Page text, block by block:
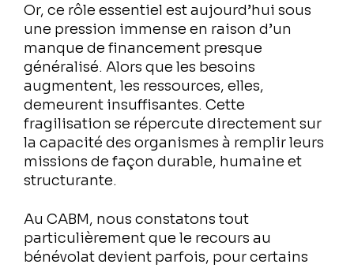
Or, ce rôle essentiel est aujourd’hui sous
une pression immense en raison d’un
manque de financement presque
généralisé. Alors que les besoins
augmentent, les ressources, elles,
demeurent insuffisantes. Cette
fragilisation se répercute directement sur
la capacité des organismes à remplir leurs
missions de façon durable, humaine et
structurante.
Au CABM, nous constatons tout
particulièrement que le recours au
bénévolat devient parfois, pour certains